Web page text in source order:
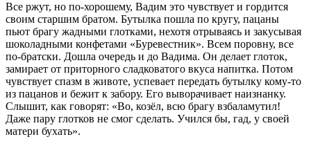
Все ржут, но по-хорошему, Вадим это чувствует и гордится
своим старшим братом. Бутылка пошла по кругу, пацаны
пьют брагу жадными глотками, нехотя отрываясь и закусывая
шоколадными конфетами «Буревестник». Всем поровну, все
по-братски. Дошла очередь и до Вадима. Он делает глоток,
замирает от приторного сладковатого вкуса напитка. Потом
чувствует спазм в животе, успевает передать бутылку кому-то
из пацанов и бежит к забору. Его выворачивает наизнанку.
Слышит, как говорят: «Во, козёл, всю брагу взбаламутил!
Даже пару глотков не смог сделать. Учился бы, гад, у своей
матери бухать».